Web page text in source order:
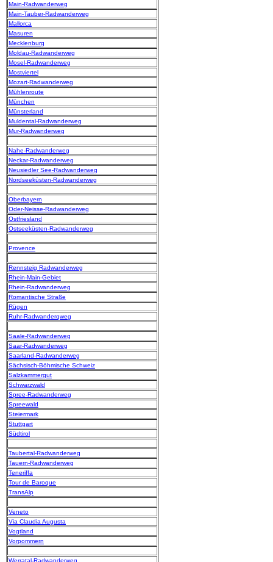
Main-Radwanderweg
Main-Tauber-Radwanderweg
Mallorca
Masuren
Mecklenburg
Moldau-Radwanderweg
Mosel-Radwanderweg
Mostviertel
Mozart-Radwanderweg
Mühlenroute
München
Münsterland
Muldental-Radwanderweg
Mur-Radwanderweg
Nahe-Radwanderweg
Neckar-Radwanderweg
Neusiedler See-Radwanderweg
Nordseeküsten-Radwanderweg
Oberbayern
Oder-Neisse-Radwanderweg
Ostfriesland
Ostseeküsten-Radwanderweg
Provence
Rennsteig Radwanderweg
Rhein-Main-Gebiet
Rhein-Radwanderweg
Romantische Straße
Rügen
Ruhr-Radwanderqweg
Saale-Radwanderweg
Saar-Radwanderweg
Saarland-Radwanderweg
Sächsisch-Böhmische Schweiz
Salzkammergut
Schwarzwald
Spree-Radwanderweg
Spreewald
Steiermark
Stuttgart
Südtirol
Taubertal-Radwanderweg
Tauern-Radwanderweg
Teneriffa
Tour de Baroque
TransAlp
Veneto
Via Claudia Augusta
Vogtland
Vorpommern
Werratal-Radwanderweg